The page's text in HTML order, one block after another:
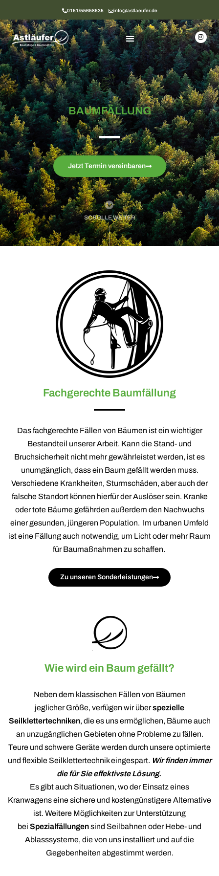
0151/55658535 info@astlaeufer.de
BAUMFÄLLUNG
Jetzt Termin vereinbaren
SCROLLE WEITER
Fachgerechte Baumfällung
Das fachgerechte Fällen von Bäumen ist ein wichtiger
Bestandteil unserer Arbeit. Kann die Stand- und
Bruchsicherheit nicht mehr gewährleistet werden, ist es
unumgänglich, dass ein Baum gefällt werden muss.
Verschiedene Krankheiten, Sturmschäden, aber auch der
falsche Standort können hierfür der Auslöser sein. Kranke
oder tote Bäume gefährden außerdem den Nachwuchs
einer gesunden, jüngeren Population. Im urbanen Umfeld
ist eine Fällung auch notwendig, um Licht oder mehr Raum
für Baumaßnahmen zu schaffen.
Zu unseren Sonderleistungen
Wie wird ein Baum gefällt?
Neben dem klassischen Fällen von Bäumen
jeglicher Größe, verfügen wir überspezielle
Seilklettertechniken, die es uns ermöglichen, Bäume auch
an unzugänglichen Gebieten ohne Probleme zu fällen.
Teure und schwere Geräte werden durch unsere optimierte
und flexible Seilklettertechnik eingespart. Wir finden immer
die für Sie effektivste Lösung.
Es gibt auch Situationen, wo der Einsatz eines
Kranwagens eine sichere und kostengünstigere Alternative
ist. Weitere Möglichkeiten zur Unterstützung
bei Spezialfällungensind Seilbahnen oder Hebe- und
Ablasssysteme, die von uns installiert und auf die
Gegebenheiten abgestimmt werden.